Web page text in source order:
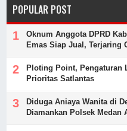
POPULAR POST
Oknum Anggota DPRD
Emas Siap Jual, Terjaring
Ploting Point, Pengaturan
Prioritas Satlantas
Diduga Aniaya Wanita di
Diamankan Polsek Medan